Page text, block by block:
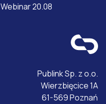
Webinar 20.08
Publink Sp. z o.o.
Wierzbięcice 1A
61-569 Poznań